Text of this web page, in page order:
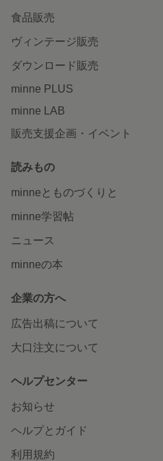
食品販売
ヴィンテージ販売
ダウンロード販売
minne PLUS
minne LAB
販売支援企画・イベント
読みもの
minneとものづくりと
minne学習帖
ニュース
minneの本
企業の方へ
広告出稿について
大口注文について
ヘルプセンター
お知らせ
ヘルプとガイド
利用規約